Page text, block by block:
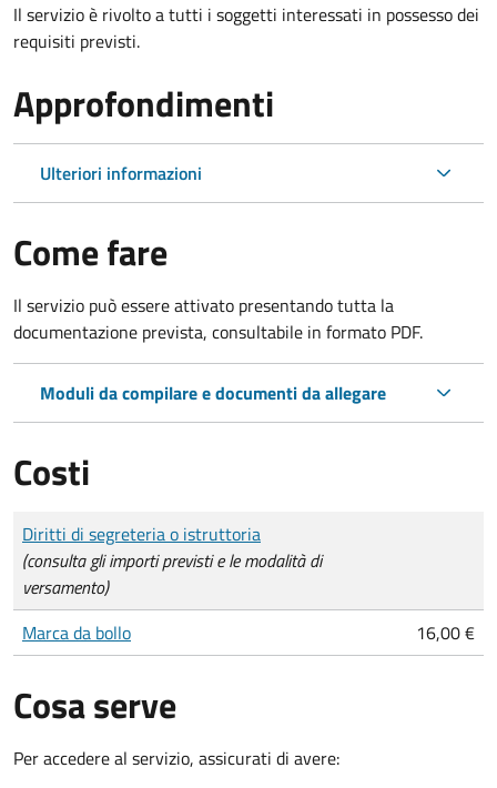
Il servizio è rivolto a tutti i soggetti interessati in possesso dei
requisiti previsti.
Approfondimenti
Ulteriori informazioni
Come fare
Il servizio può essere attivato presentando tutta la
documentazione prevista, consultabile in formato PDF.
Moduli da compilare e documenti da allegare
Costi
Tipo di pagamento
Importo
Diritti di segreteria o istruttoria
(consulta gli importi previsti e le modalità di
versamento)
Marca da bollo
16,00 €
Cosa serve
Per accedere al servizio, assicurati di avere: